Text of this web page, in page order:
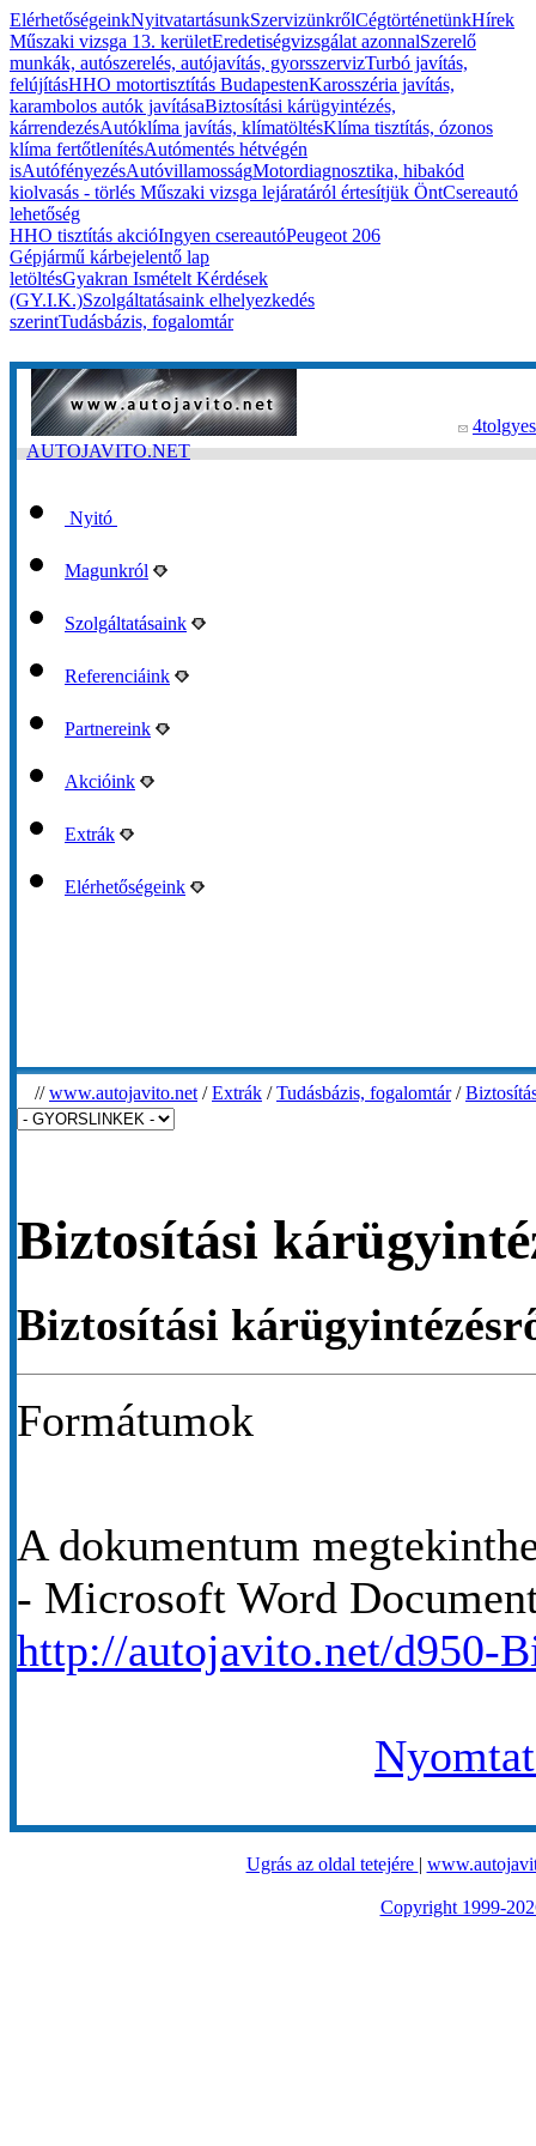
ElérhetőségeinkNyitvatartásunkSzervizünkrőlCégtörténetünkHírek
Műszaki vizsga 13. kerületEredetiségvizsgálat azonnalSzerelő
munkák, autószerelés, autójavítás, gyorsszervizTurbó javítás,
felújításHHO motortisztítás BudapestenKarosszéria javítás,
karambolos autók javításaBiztosítási kárügyintézés,
kárrendezésAutóklíma javítás, klímatöltésKlíma tisztítás, ózonos
klíma fertőtlenítésAutómentés hétvégén
isAutófényezésAutóvillamosságMotordiagnosztika, hibakód
kiolvasás - törlés Műszaki vizsga lejáratáról értesítjük ÖntCsereautó
lehetőség
HHO tisztítás akcióIngyen csereautóPeugeot 206
Gépjármű kárbejelentő lap
letöltésGyakran Ismételt Kérdések
(GY.I.K.)Szolgáltatásaink elhelyezkedés
szerintTudásbázis, fogalomtár
AUTOJAVITO.NET
Nyitó
Magunkról
Szolgáltatásaink
Referenciáink
Partnereink
Akcióink
Extrák
Elérhetőségeink
//www.autojavito.net /Extrák /Tudásbázis, fogalomtár/
Biztosítási
Biztosítási
Formátumok
A dokumentum
- Microsoft Word
http://autojavito.net/d950-
Ugrás az oldal tetejére |
Copyright 1999-